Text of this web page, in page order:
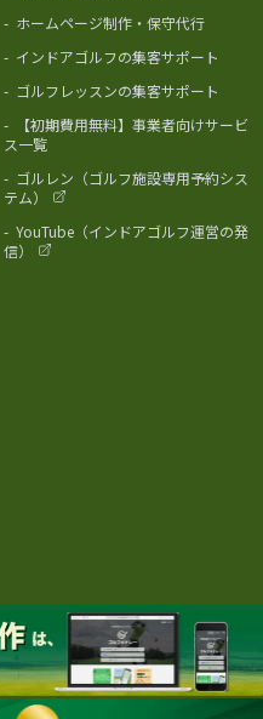
- ホームページ制作・保守代行
- インドアゴルフの集客サポート
- ゴルフレッスンの集客サポート
-
【初期費用無料】事業者向けサービ
ス一覧
- ゴルレン（ゴルフ施設専用予約シス
テム）
- YouTube（インドアゴルフ運営の発
信）